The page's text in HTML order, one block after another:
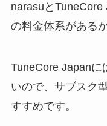
narasuと
の料金体系がある
TuneCore Japanに
いので、サブスク
すすめです。